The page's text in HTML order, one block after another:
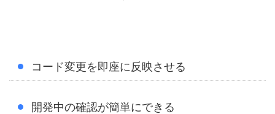
コード変更を即座に反映させる
開発中の確認が簡単にできる